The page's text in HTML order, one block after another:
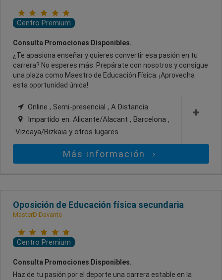
Centro Premium
Consulta Promociones Disponibles.
¿Te apasiona enseñar y quieres convertir esa pasión en tu
carrera? No esperes más. Prepárate con nosotros y consigue
una plaza como Maestro de Educación Física. ¡Aprovecha
esta oportunidad única!
Online , Semi-presencial , A Distancia
Impartido en: Alicante/Alacant , Barcelona ,
Vizcaya/Bizkaia y otros lugares
Más información
Oposición de Educación física secundaria
MasterD Davante
Centro Premium
Consulta Promociones Disponibles.
Haz de tu pasión por el deporte una carrera estable en la